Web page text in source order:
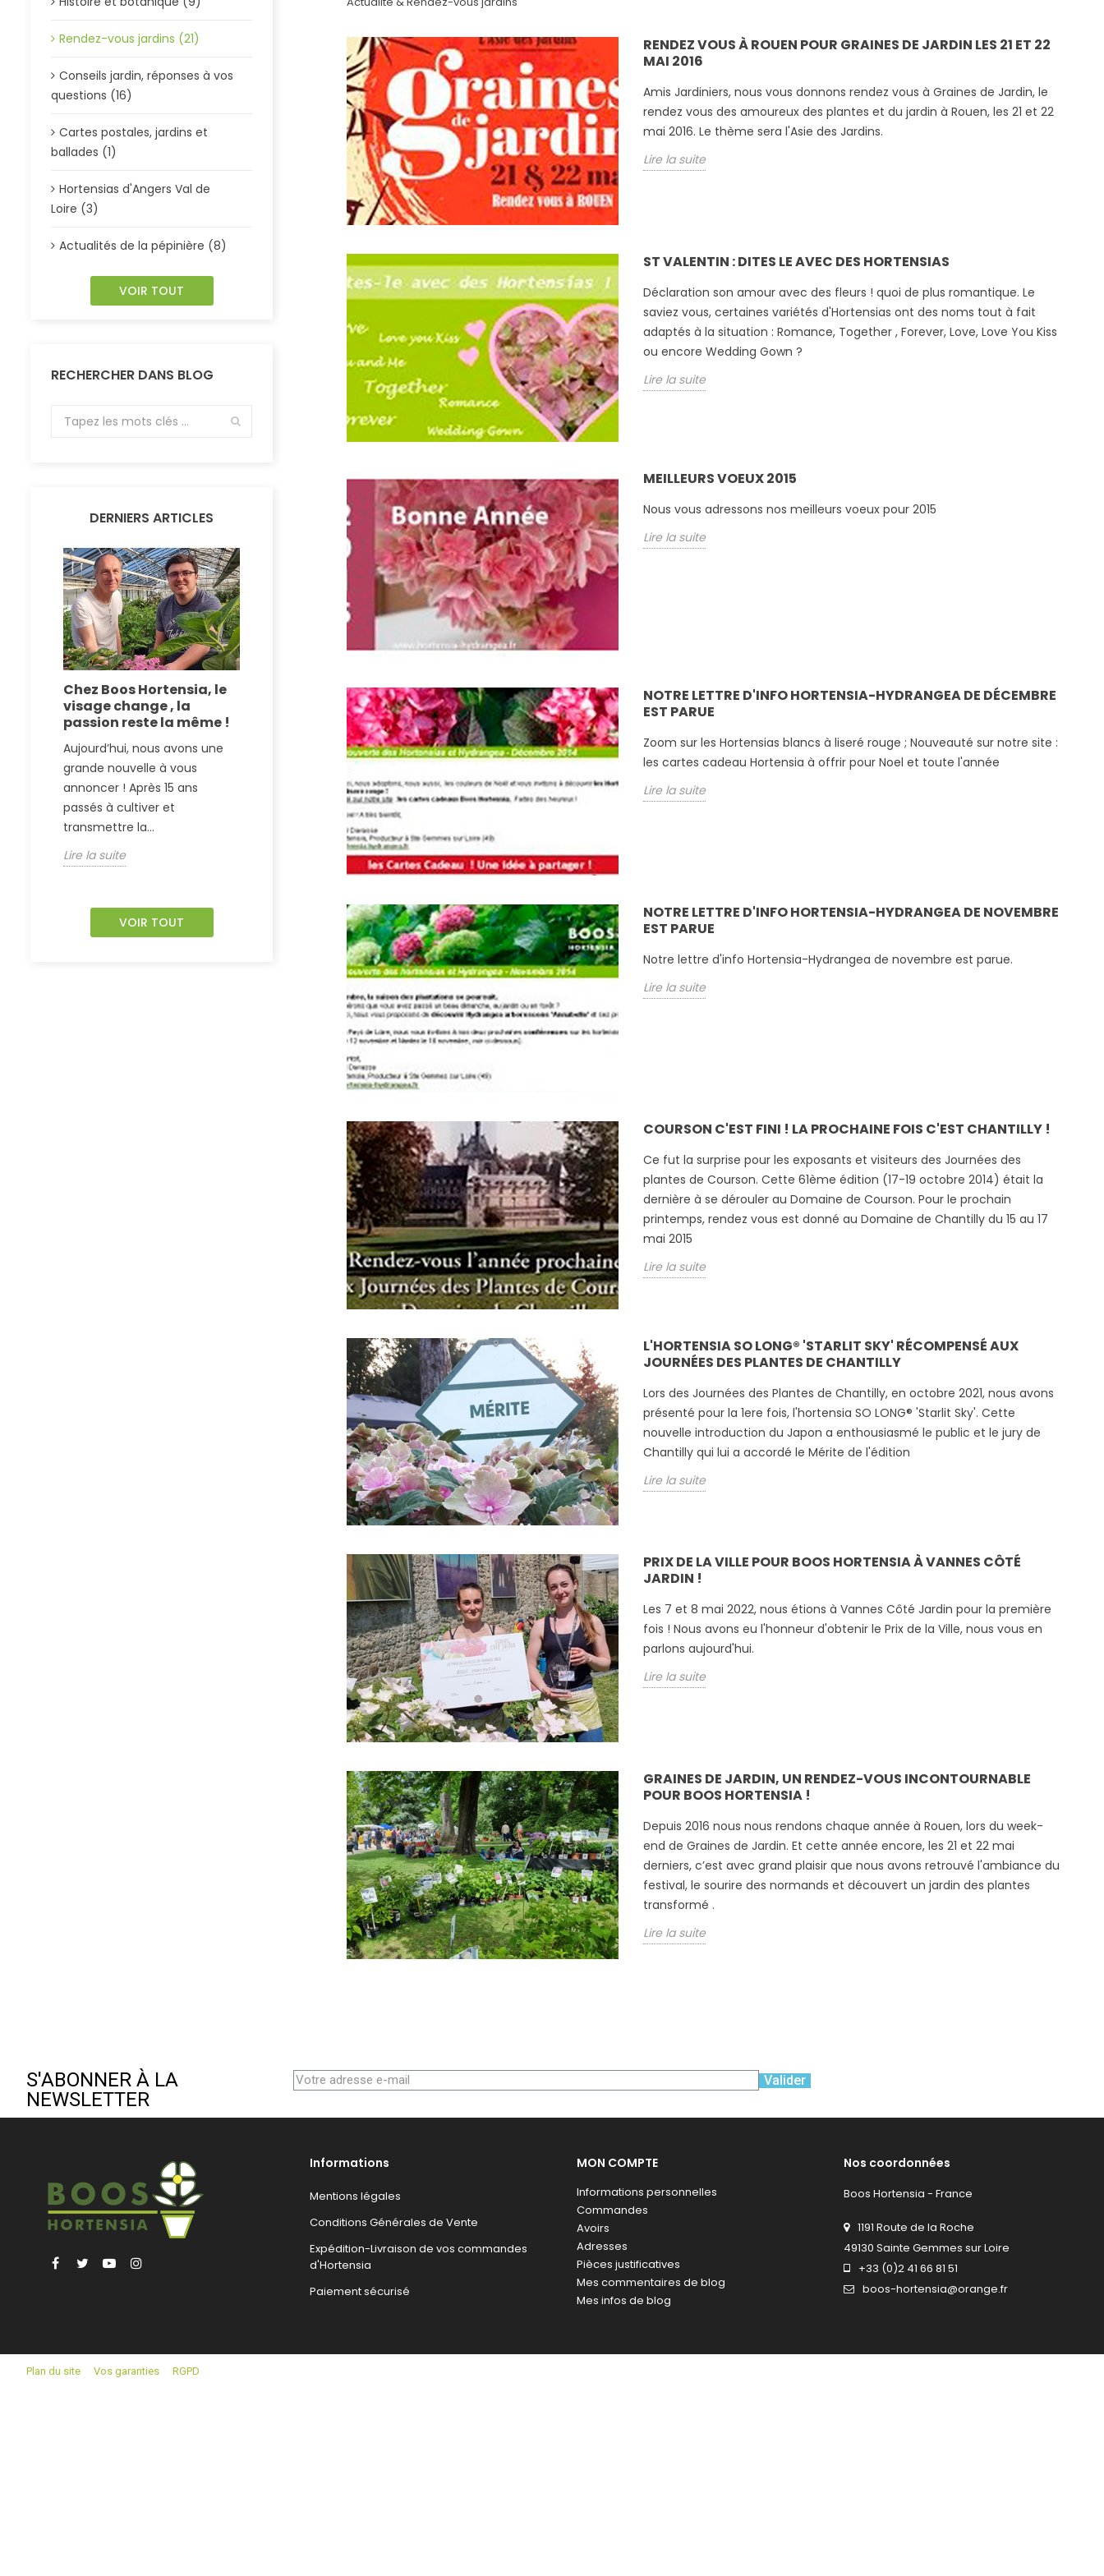
Rendez-vous jardins (21)
Conseils jardin, réponses à vos
questions (16)
Cartes postales, jardins et
ballades (1)
Hortensias d'Angers Val de
Loire (3)
Actualités de la pépinière (8)
VOIR TOUT
RECHERCHER DANS BLOG
DERNIERS ARTICLES
Chez Boos Hortensia, le
visage change , la
passion reste la même !
Aujourd’hui, nous avons une
grande nouvelle à vous
annoncer ! Après 15 ans
passés à cultiver et
transmettre la...
Lire la suite
Fermeture estivale de la
boutique
Nous faisons nos dernières
expéditions cette semaine.
vous sur la boutique dans la
première...
Lire la suite
Les hortensias
grimpants
Embellir un mur à l’ombre est
souvent problématique. La
grimpantes aiment le soleil....
Conseils d'arrosage pour
vos hortensias en
Juillet 2022
Nos conseil de pépiniériste
Graines de Jardin,
rendez-vous
Boos Hortensia !
Depuis 2016 nous nous
VOIR TOUT
RENDEZ VOUS À ROUEN POUR GRAINES DE JARDIN LES 21 ET 22
MAI 2016
Amis Jardiniers, nous vous donnons rendez vous à Graines de Jardin, le
rendez vous des amoureux des plantes et du jardin à Rouen, les 21 et 22
mai 2016. Le thème sera l'Asie des Jardins.
Lire la suite
ST VALENTIN : DITES LE AVEC DES HORTENSIAS
Déclaration son amour avec des fleurs ! quoi de plus romantique. Le
saviez vous, certaines variétés d'Hortensias ont des noms tout à fait
adaptés à la situation : Romance, Together , Forever, Love, Love You Kiss
ou encore Wedding Gown ?
Lire la suite
MEILLEURS VOEUX 2015
Nous vous adressons nos meilleurs voeux pour 2015
Lire la suite
NOTRE LETTRE D'INFO HORTENSIA-HYDRANGEA DE DÉCEMBRE
EST PARUE
Zoom sur les Hortensias blancs à liseré rouge ; Nouveauté sur notre site :
les cartes cadeau Hortensia à offrir pour Noel et toute l'année
Lire la suite
NOTRE LETTRE D'INFO HORTENSIA-HYDRANGEA DE NOVEMBRE
EST PARUE
Notre lettre d'info Hortensia-Hydrangea de novembre est parue.
Lire la suite
COURSON C'EST FINI ! LA PROCHAINE FOIS C'EST CHANTILLY !
Ce fut la surprise pour les exposants et visiteurs des Journées des
plantes de Courson. Cette 61ème édition (17-19 octobre 2014) était la
dernière à se dérouler au Domaine de Courson. Pour le prochain
printemps, rendez vous est donné au Domaine de Chantilly du 15 au 17
mai 2015
Lire la suite
L'HORTENSIA SO LONG® 'STARLIT SKY' RÉCOMPENSÉ AUX
JOURNÉES DES PLANTES DE CHANTILLY
Lors des Journées des Plantes de Chantilly, en octobre 2021, nous avons
présenté pour la 1ere fois, l'hortensia SO LONG® 'Starlit Sky'. Cette
nouvelle introduction du Japon a enthousiasmé le public et le jury de
Chantilly qui lui a accordé le Mérite de l'édition
Lire la suite
PRIX DE LA VILLE POUR BOOS HORTENSIA À VANNES CÔTÉ
JARDIN !
Les 7 et 8 mai 2022, nous étions à Vannes Côté Jardin pour la première
fois ! Nous avons eu l'honneur d'obtenir le Prix de la Ville, nous vous en
parlons aujourd'hui.
Lire la suite
GRAINES DE JARDIN, UN RENDEZ-VOUS INCONTOURNABLE
POUR BOOS HORTENSIA !
Depuis 2016 nous nous rendons chaque année à Rouen, lors du week-
end de Graines de Jardin. Et cette année encore, les 21 et 22 mai
derniers, c’est avec grand plaisir que nous avons retrouvé l'ambiance du
festival, le sourire des normands et découvert un jardin des plantes
transformé .
Lire la suite
S'ABONNER À LA
NEWSLETTER
Valider
Facebook
Twitter YouTube
Informations
Mentions légales
Conditions Générales de Vente
Expédition-Livraison de vos commandes
d'Hortensia
Paiement sécurisé
MON COMPTE
Informations personnelles
Commandes
Avoirs
Adresses
Pièces justificatives
Mes commentaires de blog
Mes infos de blog
Nos coordonnées
Boos Hortensia - France
1191 Route de la Roche
49130 Sainte Gemmes sur Loire
+33 (0)2 41 66 81 51
boos-hortensia@orange.fr
Plan du site Vos garanties RGPD